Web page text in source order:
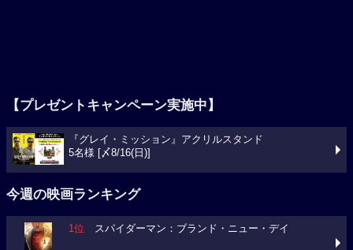
【プレゼントキャンペーン実施中】
『グレイ・ミッション』アクリルスタンド
5名様 [〆8/16(日)]
今週の映画ランキング
1位 スパイダーマン：ブランド・ニュー・デイ